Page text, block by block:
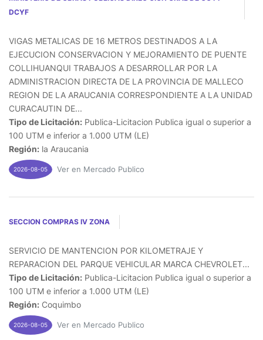
DCYF
VIGAS METALICAS DE 16 METROS DESTINADOS A LA
EJECUCION CONSERVACION Y MEJORAMIENTO DE PUENTE
COLLIHUANQUI TRABAJOS A DESARROLLAR POR LA
ADMINISTRACION DIRECTA DE LA PROVINCIA DE MALLECO
REGION DE LA ARAUCANIA CORRESPONDIENTE A LA UNIDAD
CURACAUTIN DE...
Tipo de Licitación: Publica-Licitacion Publica igual o superior a
100 UTM e inferior a 1.000 UTM (LE)
Región: la Araucania
2026-08-05 Ver en Mercado Publico
SECCION COMPRAS IV ZONA
SERVICIO DE MANTENCION POR KILOMETRAJE Y
REPARACION DEL PARQUE VEHICULAR MARCA CHEVROLET...
Tipo de Licitación: Publica-Licitacion Publica igual o superior a
100 UTM e inferior a 1.000 UTM (LE)
Región: Coquimbo
2026-08-05 Ver en Mercado Publico